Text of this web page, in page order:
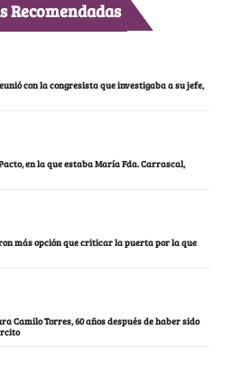
Recomendadas
con la congresista que investigaba a su jefe,
en la que estaba María Fda. Carrascal,
más opción que criticar la puerta por la que
Camilo Torres, 60 años después de haber sido